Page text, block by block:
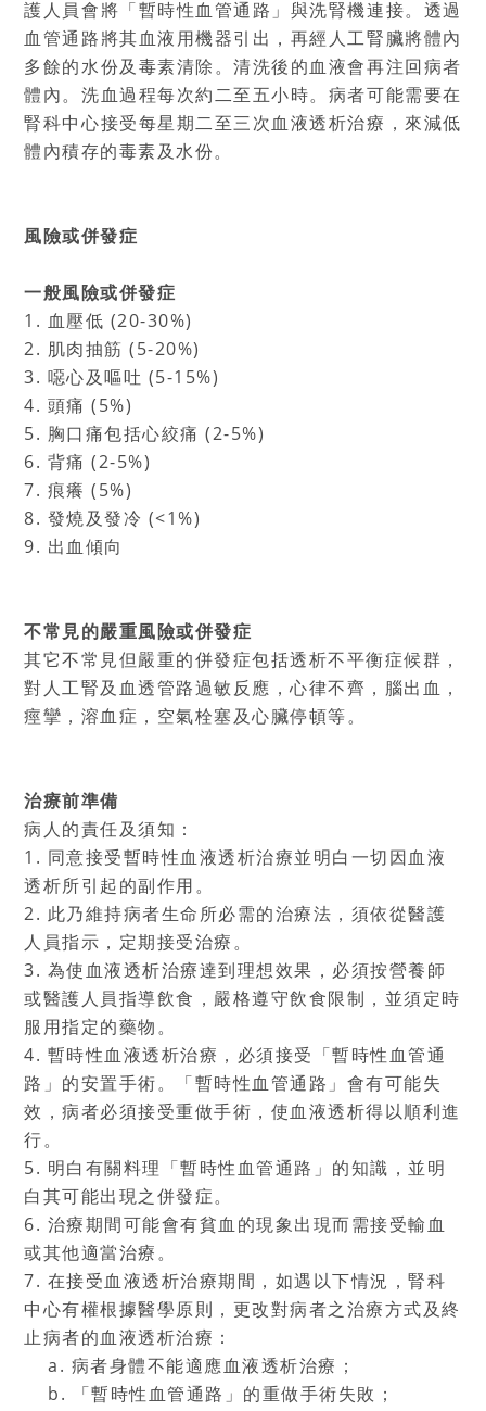
護人員會將「暫時性血管通路」與洗腎機連接。透過
血管通路將其血液用機器引出，再經人工腎臟將體內
多餘的水份及毒素清除。清洗後的血液會再注回病者
體內。洗血過程每次約二至五小時。病者可能需要在
腎科中心接受每星期二至三次血液透析治療，來減低
體內積存的毒素及水份。
風險或併發症
一般風險或併發症
1. 血壓低 (20-30%)
2. 肌肉抽筋 (5-20%)
3. 噁心及嘔吐 (5-15%)
4. 頭痛 (5%)
5. 胸口痛包括心絞痛 (2-5%)
6. 背痛 (2-5%)
7. 痕癢 (5%)
8. 發燒及發冷 (<1%)
9. 出血傾向
不常見的嚴重風險或併發症
其它不常見但嚴重的併發症包括透析不平衡症候群，
對人工腎及血透管路過敏反應，心律不齊，腦出血，
痙攣，溶血症，空氣栓塞及心臟停頓等。
治療前準備
病人的責任及須知：
1. 同意接受暫時性血液透析治療並明白一切因血液
透析所引起的副作用。
2. 此乃維持病者生命所必需的治療法，須依從醫護
人員指示，定期接受治療。
3. 為使血液透析治療達到理想效果，必須按營養師
或醫護人員指導飲食，嚴格遵守飲食限制，並須定時
服用指定的藥物。
4. 暫時性血液透析治療，必須接受「暫時性血管通
路」的安置手術。「暫時性血管通路」會有可能失
效，病者必須接受重做手術，使血液透析得以順利進
行。
5. 明白有關料理「暫時性血管通路」的知識，並明
白其可能出現之併發症。
6. 治療期間可能會有貧血的現象出現而需接受輸血
或其他適當治療。
7. 在接受血液透析治療期間，如遇以下情況，腎科
中心有權根據醫學原則，更改對病者之治療方式及終
止病者的血液透析治療：
a. 病者身體不能適應血液透析治療；
b. 「暫時性血管通路」的重做手術失敗；